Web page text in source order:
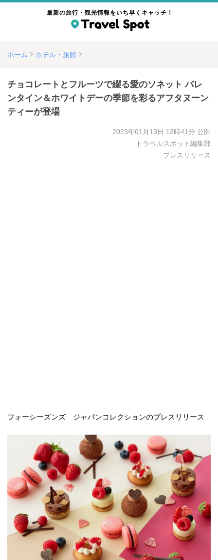
最新の旅行・観光情報をいち早くキャッチ！
ホーム ホテル・旅館
チョコレートとフルーツで綴る愛のソネット バレ
ンタイン＆ホワイトデーの季節を彩るアフタヌーン
ティーが登場
2023年01月13日 12時41分 公開
トラベルスポット編集部
プレスリリース
フォーシーズンズ ジャパンコレクションのプレスリリース